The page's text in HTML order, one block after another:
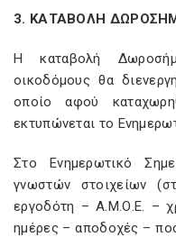
3. ΚΑΤΑΒΟΛΗ
Η καταβολή
οικοδόμους θα
οποίο αφού
εκτυπώνεται το
Στο Ενημερωτικό
γνωστών στοιχείων
εργοδότη – Α.Μ.Ο.Ε. –
ημέρες – αποδοχές –